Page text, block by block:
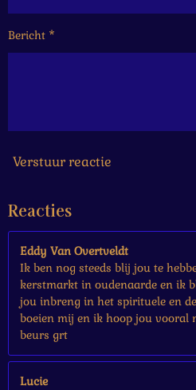
6
r
r
Bericht *
Verstuur reactie
Reacties
Eddy Van Overtveldt
Ik ben nog steeds blij jou te
kerstmarkt in oudenaarde en ik
jou inbreng in het spirituele en
boeien mij en ik hoop jou vooral
beurs grt
Lucie